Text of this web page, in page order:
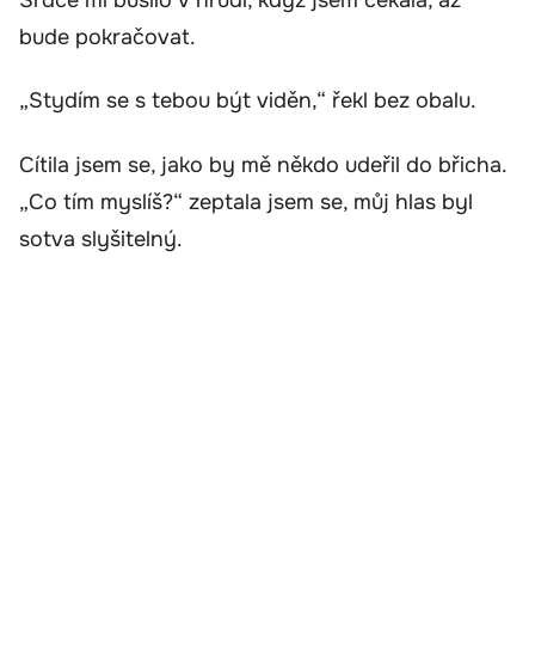
bude pokračovat.
„Stydím se s tebou být viděn,“ řekl bez obalu.
Cítila jsem se, jako by mě někdo udeřil do břicha.
„Co tím myslíš?“ zeptala jsem se, můj hlas byl
sotva slyšitelný.